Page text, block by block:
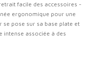
facile des accessoires -
ergonomique pour une
pose sur sa base plate et
intense associée à des